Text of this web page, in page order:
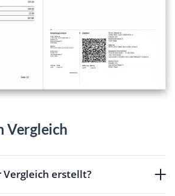
Vergleich
erstellt?